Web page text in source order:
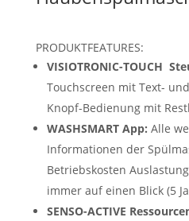
PRODUKTFEATURES:
VISIOTRONIC-TOUCH
Touchscreen mit Text-
Knopf-Bedienung mit
WASHSMART App: Alle
Informationen der
Betriebskosten
immer auf einen Blick (5
SENSO-ACTIVE